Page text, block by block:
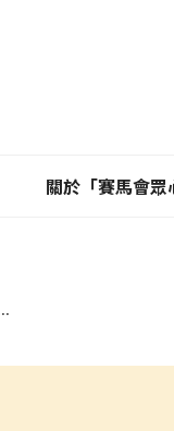
關於「賽馬會眾